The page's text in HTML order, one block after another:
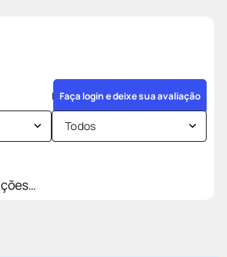
Faça login e deixe sua avaliação
Todos